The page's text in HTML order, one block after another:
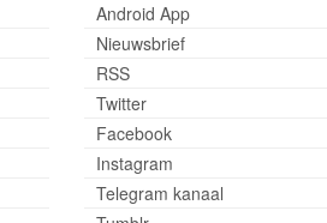
Android App
Nieuwsbrief
RSS
Twitter
Facebook
Instagram
Telegram kanaal